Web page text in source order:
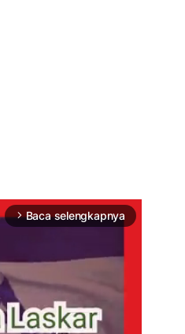
arrow_forward_ios Baca selengkapnya